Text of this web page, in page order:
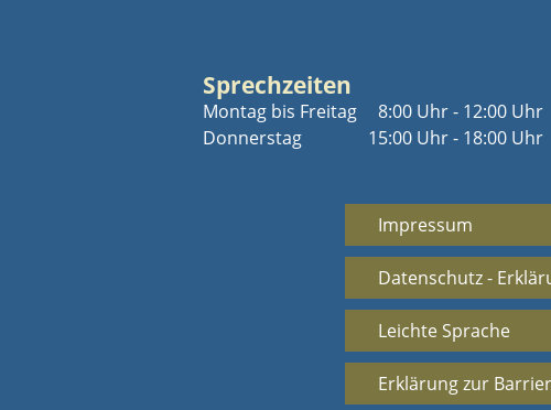
Sprechzeiten
Montag bis Freitag
Donnerstag
8:00 Uhr - 12:00 Uhr
15:00 Uhr - 18:00 Uhr
Impressum
Datenschutz -
Leichte Sprache
Erklärung zur